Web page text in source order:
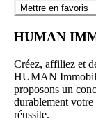
Mettre en favoris
HUMAN
Créez, affiliez et
HUMAN
proposons un
durablement
réussite.